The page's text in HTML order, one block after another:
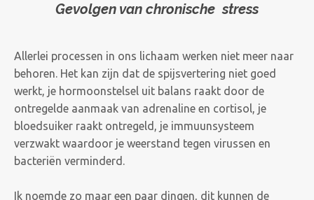
Gevolgen van chronische stress
Allerlei processen in ons lichaam werken niet meer naar
behoren. Het kan zijn dat de spijsvertering niet goed
werkt, je hormoonstelsel uit balans raakt door de
ontregelde aanmaak van adrenaline en cortisol, je
bloedsuiker raakt ontregeld, je immuunsysteem
verzwakt waardoor je weerstand tegen virussen en
bacteriën verminderd.
Ik noemde zo maar een paar dingen, dit kunnen de